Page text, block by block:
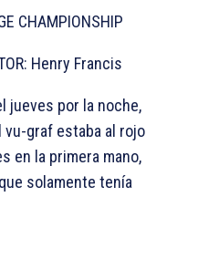
CHAMPIONSHIP
Henry Francis
jueves por la noche,
vu-graf estaba al rojo
en la primera mano,
solamente tenía